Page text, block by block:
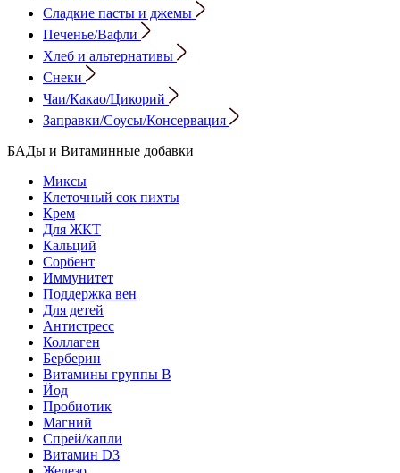
Сладкие пасты и джемы
Печенье/Вафли
Хлеб и альтернативы
Снеки
Чаи/Какао/Цикорий
Заправки/Соусы/Консервация
БАДы и Витаминные добавки
Миксы
Клеточный сок пихты
Крем
Для ЖКТ
Кальций
Сорбент
Иммунитет
Поддержка вен
Для детей
Антистресс
Коллаген
Берберин
Витамины группы B
Йод
Пробиотик
Магний
Спрей/капли
Витамин D3